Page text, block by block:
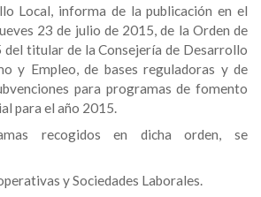
Local, informa de la publicación en el
23 de julio de 2015, de la Orden de
del titular de la Consejería de Desarrollo
y Empleo, de bases reguladoras y de
para programas de fomento
para el año 2015.
recogidos en dicha orden, se
y Sociedades Laborales.